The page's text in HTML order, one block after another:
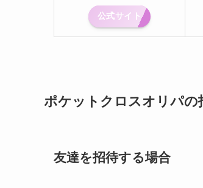
公式サイト
ポケットクロスオリパの
友達を招待する場合